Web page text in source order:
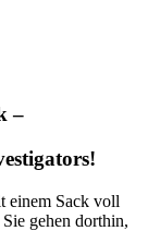
–
einem Sack voll
gehen dorthin,